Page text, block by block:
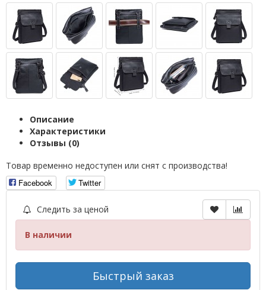
Описание
Характеристики
Отзывы (0)
Товар временно недоступен или снят с производства!
Facebook
Twitter
Следить за ценой
В наличии
Быстрый заказ